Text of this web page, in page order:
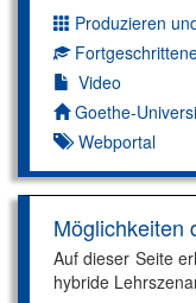
Dimension:
Produzieren
Kompetenzniveau:
Video
Autor*in:
Goethe-
Webportal
Möglichkeiten
Auf dieser Seite
hybride